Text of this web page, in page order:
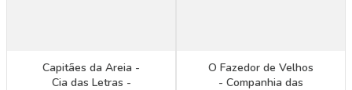
Capitães da Areia -
Cia das Letras -
O Fazedor de Velhos
- Companhia das